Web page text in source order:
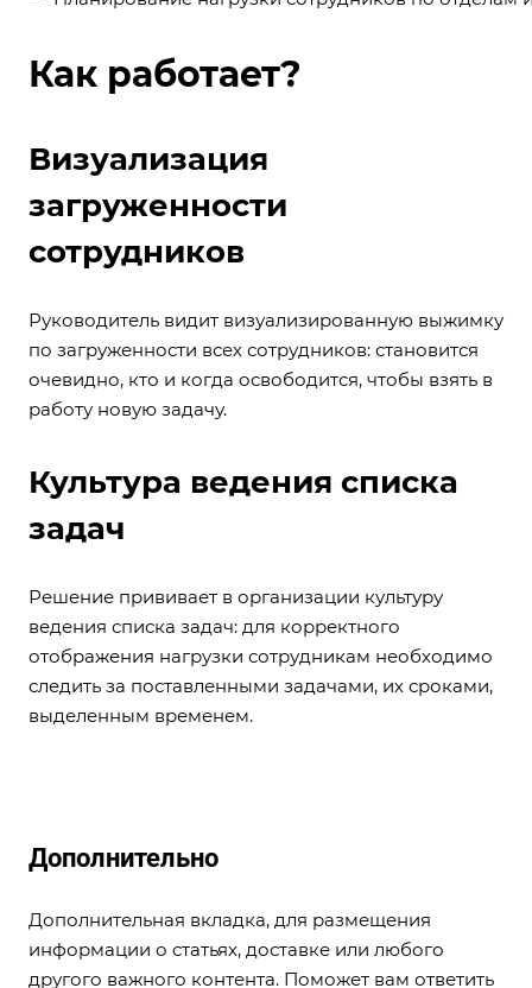
Как работает?
Визуализация
загруженности
сотрудников
Руководитель видит визуализированную выжимку
по загруженности всех сотрудников: становится
очевидно, кто и когда освободится, чтобы взять в
работу новую задачу.
Культура ведения списка
задач
Решение прививает в организации культуру
ведения списка задач: для корректного
отображения нагрузки сотрудникам необходимо
следить за поставленными задачами, их сроками,
выделенным временем.
Дополнительно
Дополнительная вкладка, для размещения
информации о статьях, доставке или любого
другого важного контента. Поможет вам ответить